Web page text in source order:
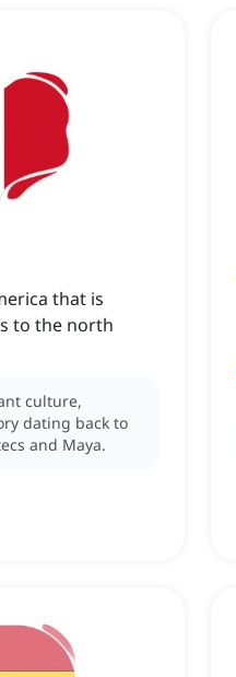
that is
to the north
culture,
dating back to
and Maya.